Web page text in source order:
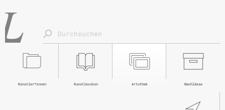
Nachlässe
Artothek
Kunstlexikon
Künstler*innen